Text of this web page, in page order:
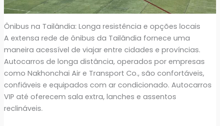
Ônibus na Tailândia: Longa resistência e opções locais
A extensa rede de ônibus da Tailândia fornece uma
maneira acessível de viajar entre cidades e províncias.
Autocarros de longa distância, operados por empresas
como Nakhonchai Air e Transport Co., são confortáveis,
confiáveis e equipados com ar condicionado. Autocarros
VIP até oferecem sala extra, lanches e assentos
reclináveis.